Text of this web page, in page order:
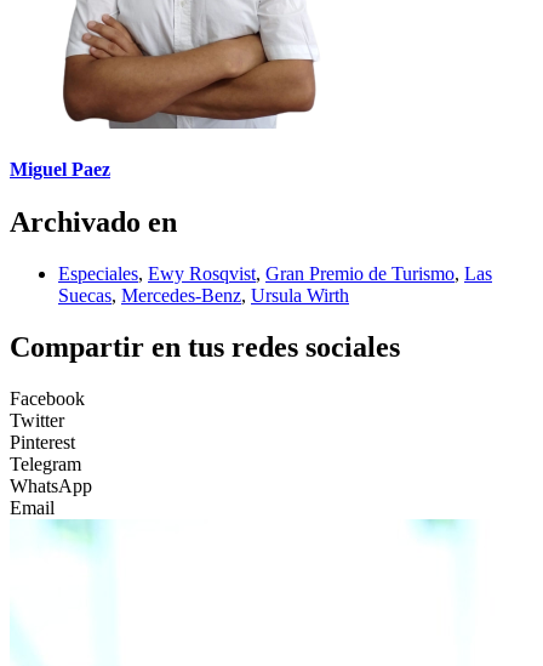
Miguel Paez
Archivado en
Especiales, Ewy Rosqvist, Gran Premio de Turismo, Las
Suecas, Mercedes-Benz, Ursula Wirth
Compartir en tus redes sociales
Facebook
Twitter
Pinterest
Telegram
WhatsApp
Email